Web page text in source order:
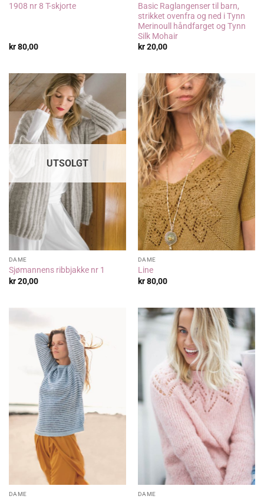
1908 nr 8 T-skjorte
kr80,00
Basic Raglangenser til barn,
strikket ovenfra og ned i Tynn
Merinoull håndfarget og Tynn
Silk Mohair
kr20,00
UTSOLGT
DAME
Sjømannens ribbjakke nr 1
kr20,00
DAME
Line
kr80,00
DAME DAME